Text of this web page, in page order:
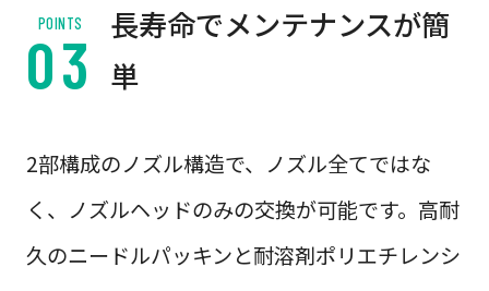
POINTS
長寿命でメンテナンスが簡
単
2部構成のノズル構造で、ノズル全てではな
く、ノズルヘッドのみの交換が可能です。高耐
久のニードルパッキンと耐溶剤ポリエチレンシ